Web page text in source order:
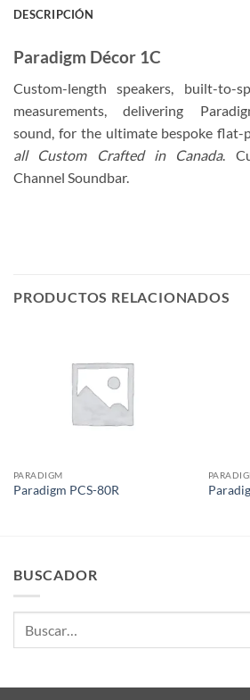
DESCRIPCIÓN
Paradigm Décor 1C
Custom-length speakers, built-to-
measurements, delivering
sound, for the ultimate bespoke
all Custom Crafted in Canada.
Channel Soundbar.
PRODUCTOS RELACIONADOS
PARADIGM
Paradigm PCS-80R
BUSCADOR